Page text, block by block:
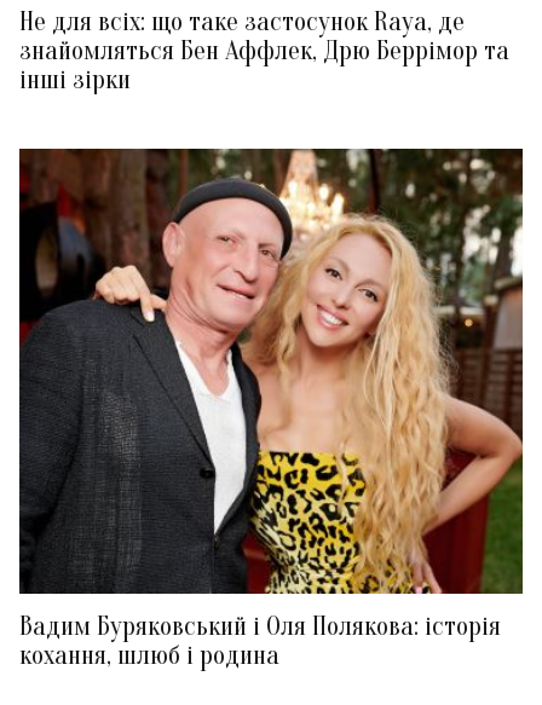
Не для всіх: що таке застосунок Raya, де
знайомляться Бен Аффлек, Дрю Беррімор та
інші зірки
Вадим Буряковський і Оля Полякова: історія
кохання, шлюб і родина